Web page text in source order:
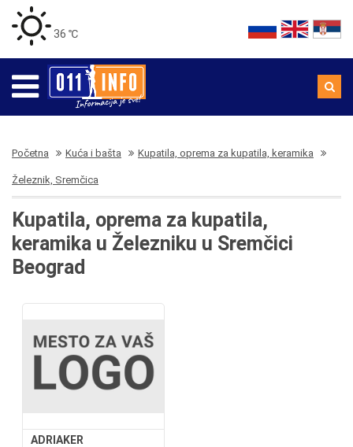
36 ℃
Početna Kuća i bašta Kupatila, oprema za kupatila, keramika
Železnik, Sremčica
Kupatila, oprema za kupatila,
keramika u Železniku u Sremčici
Beograd
ADRIAKER